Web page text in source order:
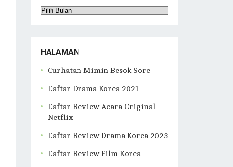
Arsip
HALAMAN
Curhatan Mimin Besok Sore
Daftar Drama Korea 2021
Daftar Review Acara Original
Netflix
Daftar Review Drama Korea 2023
Daftar Review Film Korea